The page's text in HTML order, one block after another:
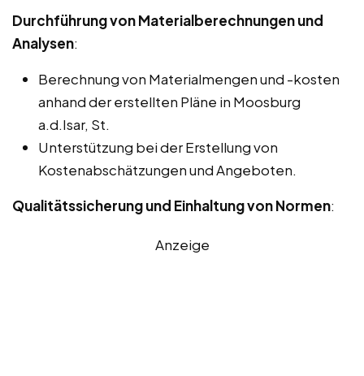
Durchführung von Materialberechnungen und
Analysen:
Berechnung von Materialmengen und -kosten
anhand der erstellten Pläne in Moosburg
a.d.Isar, St.
Unterstützung bei der Erstellung von
Kostenabschätzungen und Angeboten.
Qualitätssicherung und Einhaltung von Normen:
Anzeige